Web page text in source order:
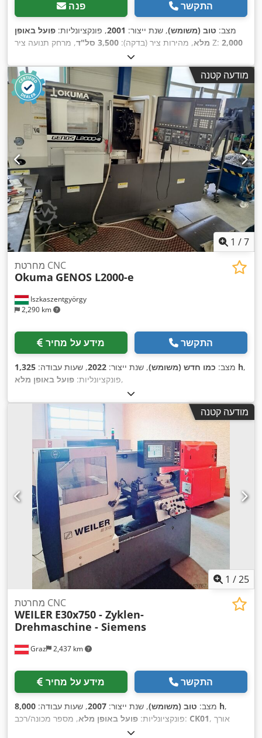
פנה התקשר
מצב: טוב (משומש), שנת ייצור: 2001, פונקציונליות: פועל באופן
מלא, מהירות ציר (בדקה): 3,500 סל"ד , מרחק תנועה ציר Z: 2,000
, מהירות סיבובית (דק'):
מ"מ, סוג דלק:חשמלי, דלק:חשמל, עומק גרון:350 מ"מ ,
מודעה קטנה
1 /7
Iszkaszentgyörgy
2,290 km
מחרטת CNC
Okuma GENOS L2000-e
מידע על מחיר התקשר
מצב: כמו חדש (משומש), שנת ייצור: 2022, שעות עבודה: 1,325 h,
פונקציונליות: פועל באופן מלא ,
מודעה קטנה
1 /25
Graz 2,437 km
מחרטת CNC
WEILER E30x750 - Zyklen-
Drehmaschine - Siemens
מידע על מחיר התקשר
מצב: טוב (משומש), שנת ייצור: 2007, שעות עבודה: 8,000 h,
פונקציונליות: פועל באופן מלא , מספר מכונה/רכב: CK01, אורך
, קוטר חריטה: